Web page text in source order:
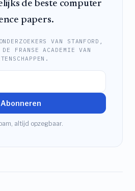
de beste computer
papers.
VAN STANFORD,
DE FRANSE ACADEMIE VAN
Abonneren
altijd opzegbaar.